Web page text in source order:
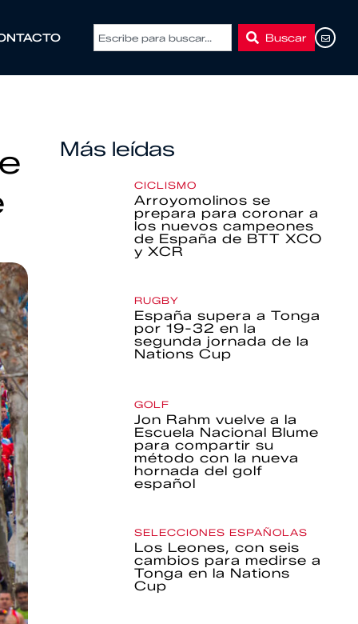
Buscar
Más leídas
CICLISMO
Arroyomolinos se
prepara para coronar a
los nuevos campeones
de España de BTT XCO
y XCR
RUGBY
España supera a Tonga
por 19-32 en la
segunda jornada de la
Nations Cup
GOLF
Jon Rahm vuelve a la
Escuela Nacional Blume
para compartir su
método con la nueva
hornada del golf
español
SELECCIONES ESPAÑOLAS
Los Leones, con seis
cambios para medirse a
Tonga en la Nations
Cup